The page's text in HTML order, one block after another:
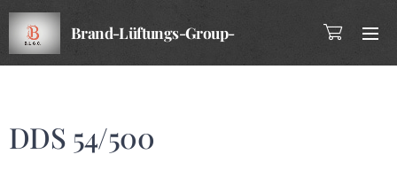
Brand-Lüftungs-Group-
DDS 54/500